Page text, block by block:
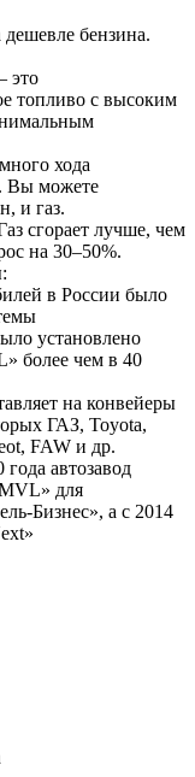
бензина.
это
топливо с высоким
хода
Вы можете
и газ.
сгорает лучше, чем
на 30–50%.
в России было
установлено
более чем в 40
на конвейеры
ГАЗ, Toyota,
FAW и др.
автозавод
для
Бизнес», а с 2014